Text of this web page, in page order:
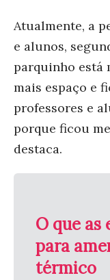
Atualmente, a
e alunos,
parquinho está
mais espaço e
professores e
porque ficou
destaca.
O que as
para
térmico